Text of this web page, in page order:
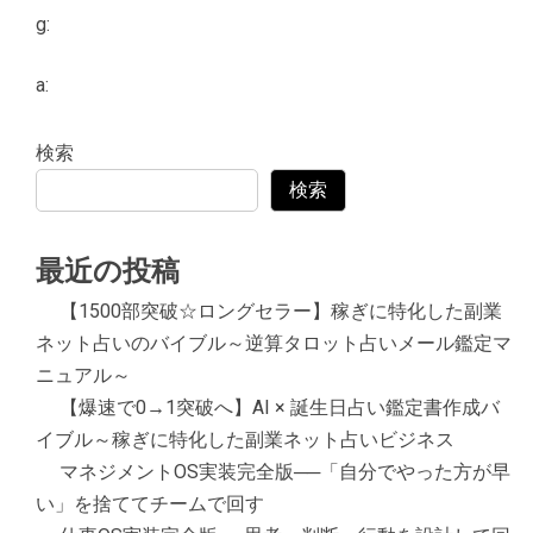
g:
a:
検索
検索
最近の投稿
【1500部突破☆ロングセラー】稼ぎに特化した副業
ネット占いのバイブル～逆算タロット占いメール鑑定マ
ニュアル～
【爆速で0→1突破へ】AI × 誕生日占い鑑定書作成バ
イブル～稼ぎに特化した副業ネット占いビジネス
マネジメントOS実装完全版──「自分でやった方が早
い」を捨ててチームで回す